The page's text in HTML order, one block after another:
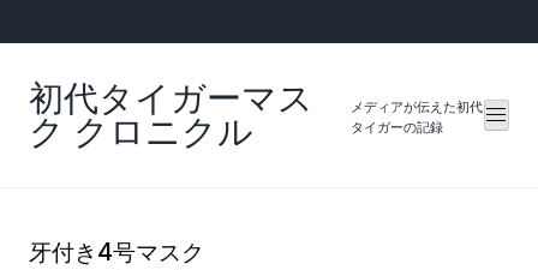
初代タイガーマス
ク クロニクル
メディアが伝えた初代
タイガーの記録
牙付き4号マスク